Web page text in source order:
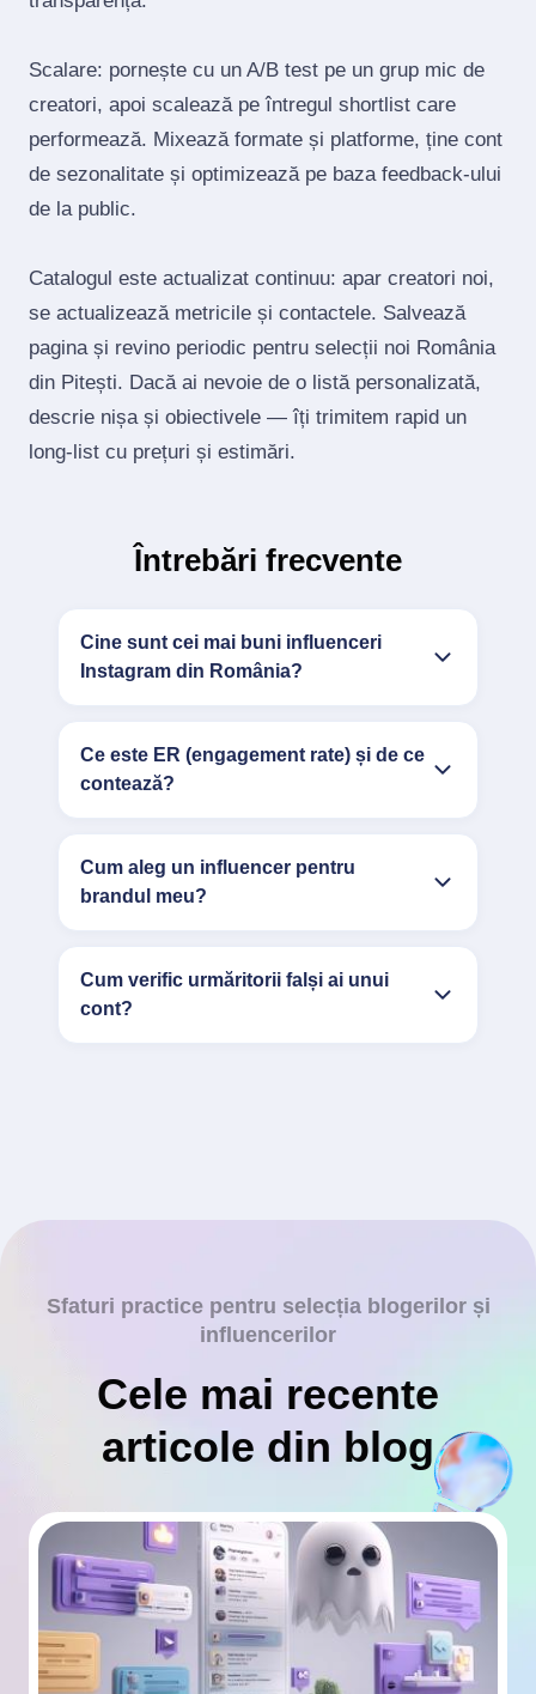
Scalare: pornește cu un A/B test pe un grup mic de
creatori, apoi scalează pe întregul shortlist care
performează. Mixează formate și platforme, ține cont
de sezonalitate și optimizează pe baza feedback‑ului
de la public.
Catalogul este actualizat continuu: apar creatori noi,
se actualizează metricile și contactele. Salvează
pagina și revino periodic pentru selecții noi România
din Pitești. Dacă ai nevoie de o listă personalizată,
descrie nișa și obiectivele — îți trimitem rapid un
long‑list cu prețuri și estimări.
Întrebări frecvente
Cine sunt cei mai buni influenceri
Instagram din România?
Ce este ER (engagement rate) și de ce
contează?
Cum aleg un influencer pentru
brandul meu?
Cum verific urmăritorii falși ai unui
cont?
Sfaturi practice pentru selecția blogerilor și
influencerilor
Cele mai recente
articole din blog